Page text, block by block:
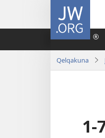
JW.ORG
Qelqakuna
1-